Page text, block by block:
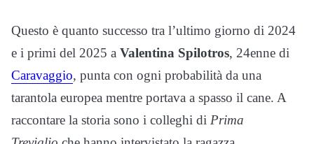
Questo è quanto successo tra l’ultimo giorno di 2024
e i primi del 2025 a Valentina Spilotros, 24enne di
Caravaggio, punta con ogni probabilità da una
tarantola europea mentre portava a spasso il cane. A
raccontare la storia sono i colleghi di Prima